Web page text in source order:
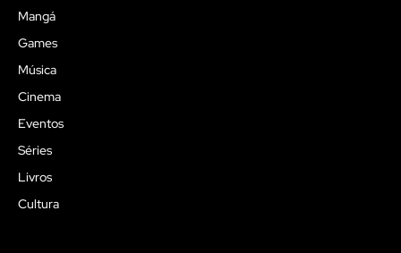
Mangá
Games
Música
Cinema
Eventos
Séries
Livros
Cultura